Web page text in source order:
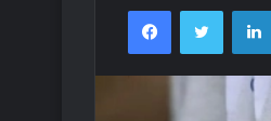
FacebookTwitter